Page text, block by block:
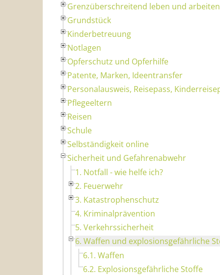
Grenzüberschreitend leben und arbeiten
Grundstück
Kinderbetreuung
Notlagen
Opferschutz und Opferhilfe
Patente, Marken, Ideentransfer
Personalausweis, Reisepass,
Pflegeeltern
Reisen
Schule
Selbständigkeit online
Sicherheit und Gefahrenabwehr
1. Notfall - wie helfe ich?
2. Feuerwehr
3. Katastrophenschutz
4. Kriminalprävention
5. Verkehrssicherheit
6. Waffen und explosionsgefährliche
6.1. Waffen
6.2. Explosionsgefährliche Stoffe